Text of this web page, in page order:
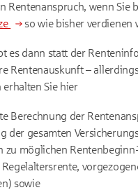
Rentenanspruch, wenn Sie
so wie bisher verdienen
es dann statt der
Rentenauskunft –
erhalten Sie hier
Berechnung der
der gesamten
zu möglichen Rentenbeginn-
sowie